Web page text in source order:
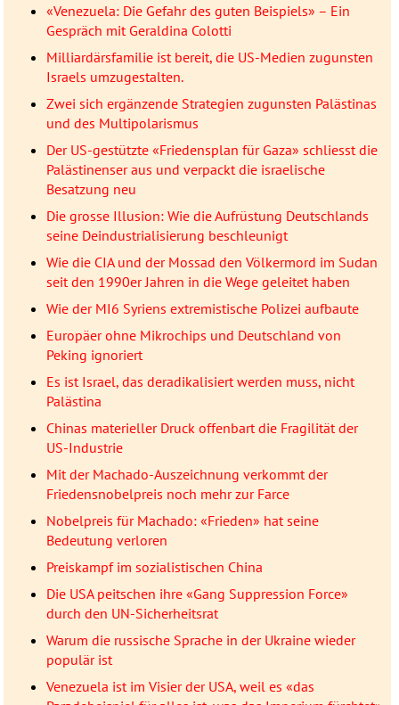
«Venezuela: Die Gefahr des guten Beispiels» – Ein
Gespräch mit Geraldina Colotti
Milliardärsfamilie ist bereit, die US-Medien zugunsten
Israels umzugestalten.
Zwei sich ergänzende Strategien zugunsten Palästinas
und des Multipolarismus
Der US-gestützte «Friedensplan für Gaza» schliesst die
Palästinenser aus und verpackt die israelische
Besatzung neu
Die grosse Illusion: Wie die Aufrüstung Deutschlands
seine Deindustrialisierung beschleunigt
Wie die CIA und der Mossad den Völkermord im Sudan
seit den 1990er Jahren in die Wege geleitet haben
Wie der MI6 Syriens extremistische Polizei aufbaute
Europäer ohne Mikrochips und Deutschland von
Peking ignoriert
Es ist Israel, das deradikalisiert werden muss, nicht
Palästina
Chinas materieller Druck offenbart die Fragilität der
US-Industrie
Mit der Machado-Auszeichnung verkommt der
Friedensnobelpreis noch mehr zur Farce
Nobelpreis für Machado: «Frieden» hat seine
Bedeutung verloren
Preiskampf im sozialistischen China
Die USA peitschen ihre «Gang Suppression Force»
durch den UN-Sicherheitsrat
Warum die russische Sprache in der Ukraine wieder
populär ist
Venezuela ist im Visier der USA, weil es «das